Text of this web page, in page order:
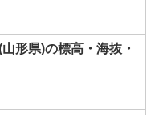
形県)の標高・海抜・